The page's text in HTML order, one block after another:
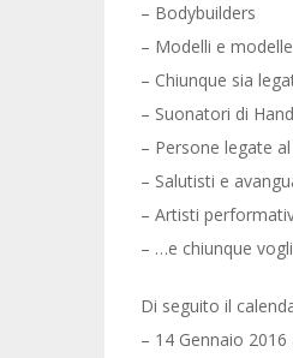
– Bodybuilders
– Modelli e
– Chiunque sia
– Suonatori di
– Persone legate
– Salutisti e
– Artisti
– …e chiunque
Di seguito il
– 14 Gennaio 2016